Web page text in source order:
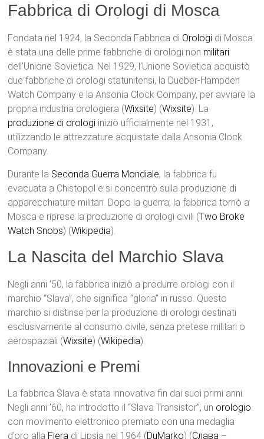
Fabbrica di Orologi di Mosca
Fondata nel 1924, la Seconda Fabbrica di Orologi di Mosca
è stata una delle prime fabbriche di orologi non militari
dell’Unione Sovietica. Nel 1929, l’Unione Sovietica acquistò
due fabbriche di orologi statunitensi, la Dueber-Hampden
Watch Company e la Ansonia Clock Company, per avviare la
propria industria orologiera​ (Wixsite)​​ (Wixsite)​. La
produzione di orologi iniziò ufficialmente nel 1931,
utilizzando le attrezzature acquistate dalla Ansonia Clock
Company.
Durante la Seconda Guerra Mondiale, la fabbrica fu
evacuata a Chistopol e si concentrò sulla produzione di
apparecchiature militari. Dopo la guerra, la fabbrica tornò a
Mosca e riprese la produzione di orologi civili​ (Two Broke
Watch Snobs)​​ (Wikipedia)​.
La Nascita del Marchio Slava
Negli anni ’50, la fabbrica iniziò a produrre orologi con il
marchio “Slava”, che significa “gloria” in russo. Questo
marchio si distinse per la produzione di orologi destinati
esclusivamente al consumo civile, senza pretese militari o
aerospaziali​ (Wixsite)​​ (Wikipedia)​.
Innovazioni e Premi
La fabbrica Slava è stata innovativa fin dai suoi primi anni.
Negli anni ’60, ha introdotto il “Slava Transistor”, un orologio
con movimento elettronico premiato con una medaglia
d’oro alla Fiera di Lipsia nel 1964​ (DuMarko)​​ (Слава –